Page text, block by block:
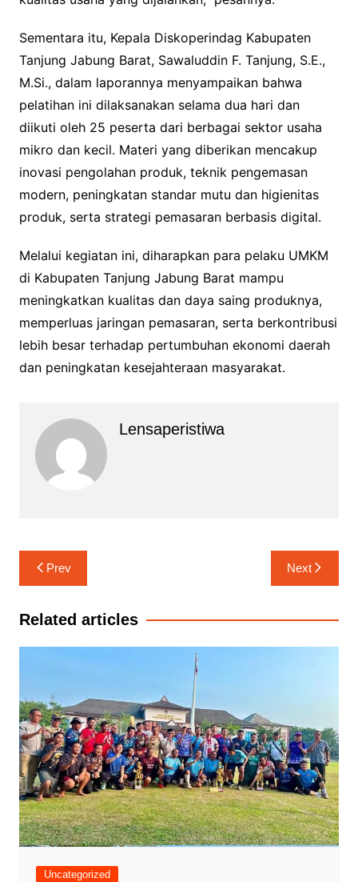
Sementara itu, Kepala Diskoperindag Kabupaten
Tanjung Jabung Barat, Sawaluddin F. Tanjung, S.E.,
M.Si., dalam laporannya menyampaikan bahwa
pelatihan ini dilaksanakan selama dua hari dan
diikuti oleh 25 peserta dari berbagai sektor usaha
mikro dan kecil. Materi yang diberikan mencakup
inovasi pengolahan produk, teknik pengemasan
modern, peningkatan standar mutu dan higienitas
produk, serta strategi pemasaran berbasis digital.
Melalui kegiatan ini, diharapkan para pelaku UMKM
di Kabupaten Tanjung Jabung Barat mampu
meningkatkan kualitas dan daya saing produknya,
memperluas jaringan pemasaran, serta berkontribusi
lebih besar terhadap pertumbuhan ekonomi daerah
dan peningkatan kesejahteraan masyarakat.
Lensaperistiwa
Navigasi
pos
Prev Next
Related articles
Uncategorized